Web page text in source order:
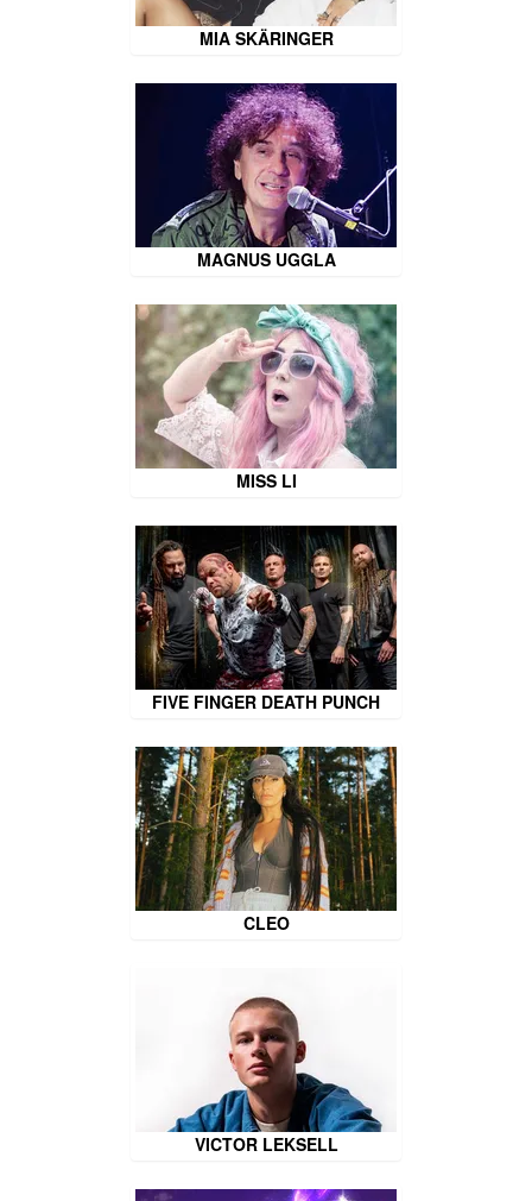
MIA SKÄRINGER
MAGNUS UGGLA
MISS LI
FIVE FINGER DEATH PUNCH
CLEO
VICTOR LEKSELL